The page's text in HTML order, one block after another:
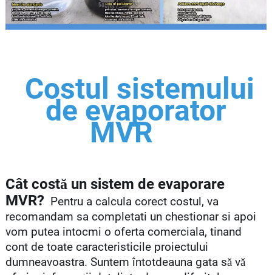
Costul sistemului
de evaporator
MVR
Cât costă un sistem de evaporare
MVR? Pentru a calcula corect costul, va
recomandam sa completati un chestionar si apoi
vom putea intocmi o oferta comerciala, tinand
cont de toate caracteristicile proiectului
dumneavoastra. Suntem întotdeauna gata să vă